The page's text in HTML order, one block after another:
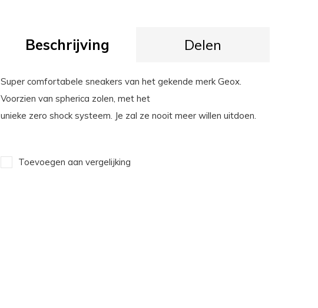
Beschrijving Delen
Super comfortabele sneakers van het gekende merk Geox.
Voorzien van spherica zolen, met het
unieke zero shock systeem. Je zal ze nooit meer willen uitdoen.
Toevoegen aan vergelijking